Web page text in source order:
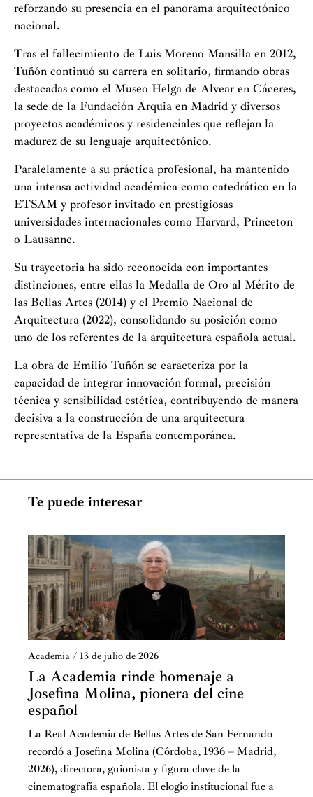
reforzando su presencia en el panorama arquitectónico
nacional.
Tras el fallecimiento de Luis Moreno Mansilla en 2012,
Tuñón continuó su carrera en solitario, firmando obras
destacadas como el Museo Helga de Alvear en Cáceres,
la sede de la Fundación Arquia en Madrid y diversos
proyectos académicos y residenciales que reflejan la
madurez de su lenguaje arquitectónico.
Paralelamente a su práctica profesional, ha mantenido
una intensa actividad académica como catedrático en la
ETSAM y profesor invitado en prestigiosas
universidades internacionales como Harvard, Princeton
o Lausanne.
Su trayectoria ha sido reconocida con importantes
distinciones, entre ellas la Medalla de Oro al Mérito de
las Bellas Artes (2014) y el Premio Nacional de
Arquitectura (2022), consolidando su posición como
uno de los referentes de la arquitectura española actual.
La obra de Emilio Tuñón se caracteriza por la
capacidad de integrar innovación formal, precisión
técnica y sensibilidad estética, contribuyendo de manera
decisiva a la construcción de una arquitectura
representativa de la España contemporánea.
Te puede interesar
Academia / 13 de julio de 2026
La Academia rinde homenaje a
Josefina Molina, pionera del cine
español
La Real Academia de Bellas Artes de San Fernando
recordó a Josefina Molina (Córdoba, 1936 – Madrid,
2026), directora, guionista y figura clave de la
cinematografía española. El elogio institucional fue a